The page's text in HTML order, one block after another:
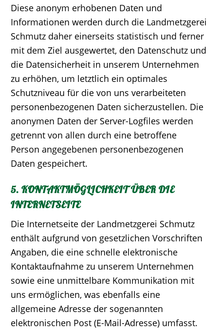
Diese anonym erhobenen Daten und
Informationen werden durch die Landmetzgerei
Schmutz daher einerseits statistisch und ferner
mit dem Ziel ausgewertet, den Datenschutz und
die Datensicherheit in unserem Unternehmen
zu erhöhen, um letztlich ein optimales
Schutzniveau für die von uns verarbeiteten
personenbezogenen Daten sicherzustellen. Die
anonymen Daten der Server-Logfiles werden
getrennt von allen durch eine betroffene
Person angegebenen personenbezogenen
Daten gespeichert.
5. KONTAKTMÖGLICHKEIT ÜBER DIE
INTERNETSEITE
Die Internetseite der Landmetzgerei Schmutz
enthält aufgrund von gesetzlichen Vorschriften
Angaben, die eine schnelle elektronische
Kontaktaufnahme zu unserem Unternehmen
sowie eine unmittelbare Kommunikation mit
uns ermöglichen, was ebenfalls eine
allgemeine Adresse der sogenannten
elektronischen Post (E-Mail-Adresse) umfasst.